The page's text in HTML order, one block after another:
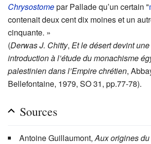
Chrysostomepar Pallade qu’un certain "
contenait deux cent dix moines et un
cinquante. »
(Derwas J. Chitty, Et le désert devint
introduction à l’étude du monachisme
palestinien dans l’Empire chrétien,
Bellefontaine, 1979, SO 31, pp.77-78).
Sources
Antoine Guillaumont, Aux origines